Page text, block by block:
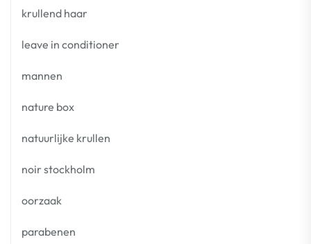
krullend haar
leave in conditioner
mannen
nature box
natuurlijke krullen
noir stockholm
oorzaak
parabenen